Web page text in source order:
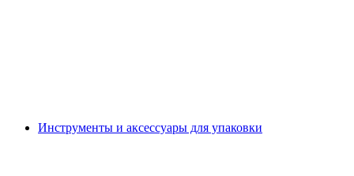
Инструменты и аксессуары для упаковки